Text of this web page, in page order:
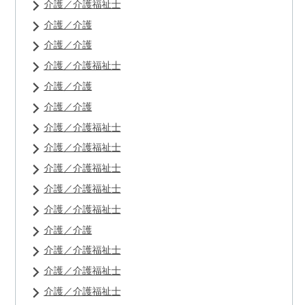
介護／介護福祉士
介護／介護
介護／介護
介護／介護福祉士
介護／介護
介護／介護
介護／介護福祉士
介護／介護福祉士
介護／介護福祉士
介護／介護福祉士
介護／介護福祉士
介護／介護
介護／介護福祉士
介護／介護福祉士
介護／介護福祉士